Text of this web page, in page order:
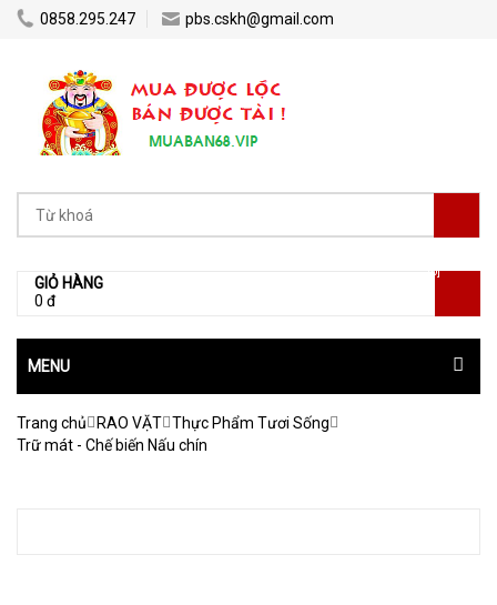
0858.295.247 pbs.cskh@gmail.com
GIỎ HÀNG
0 đ
[0]
MENU
Trang chủ RAO VẶT Thực Phẩm Tươi Sống
Trữ mát - Chế biến Nấu chín